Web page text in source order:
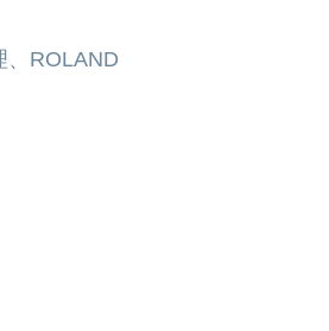
、ROLAND